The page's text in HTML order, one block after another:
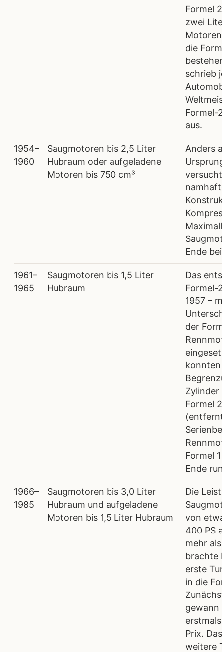
Formel
zwei
die
schrieb
Formel-
aus.
1954–
1960
Saugmotoren bis 2,5 Liter
Hubraum oder aufgeladene
Motoren bis 750 cm³
Anders
Ende
1961–
1965
Saugmotoren bis 1,5 Liter
Hubraum
Das
Formel-
1957 –
der
konnten
Zylinder
Formel
Formel
Ende
1966–
1985
Saugmotoren bis 3,0 Liter
Hubraum und aufgeladene
Motoren bis 1,5 Liter Hubraum
Die
von
400 PS
mehr
brachte
erste
in die
gewann
Prix.
weitere